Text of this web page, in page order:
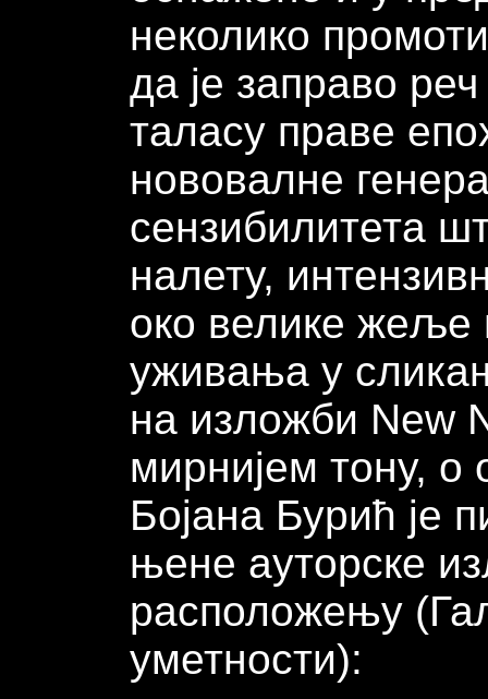
неколико
да је заправо
таласу праве
нововалне
сензибилитета
налету,
око велике жеље
уживања у
на изложби New
мирнијем тону, о
Бојана Бурић је
њене ауторске
расположењу
уметности):